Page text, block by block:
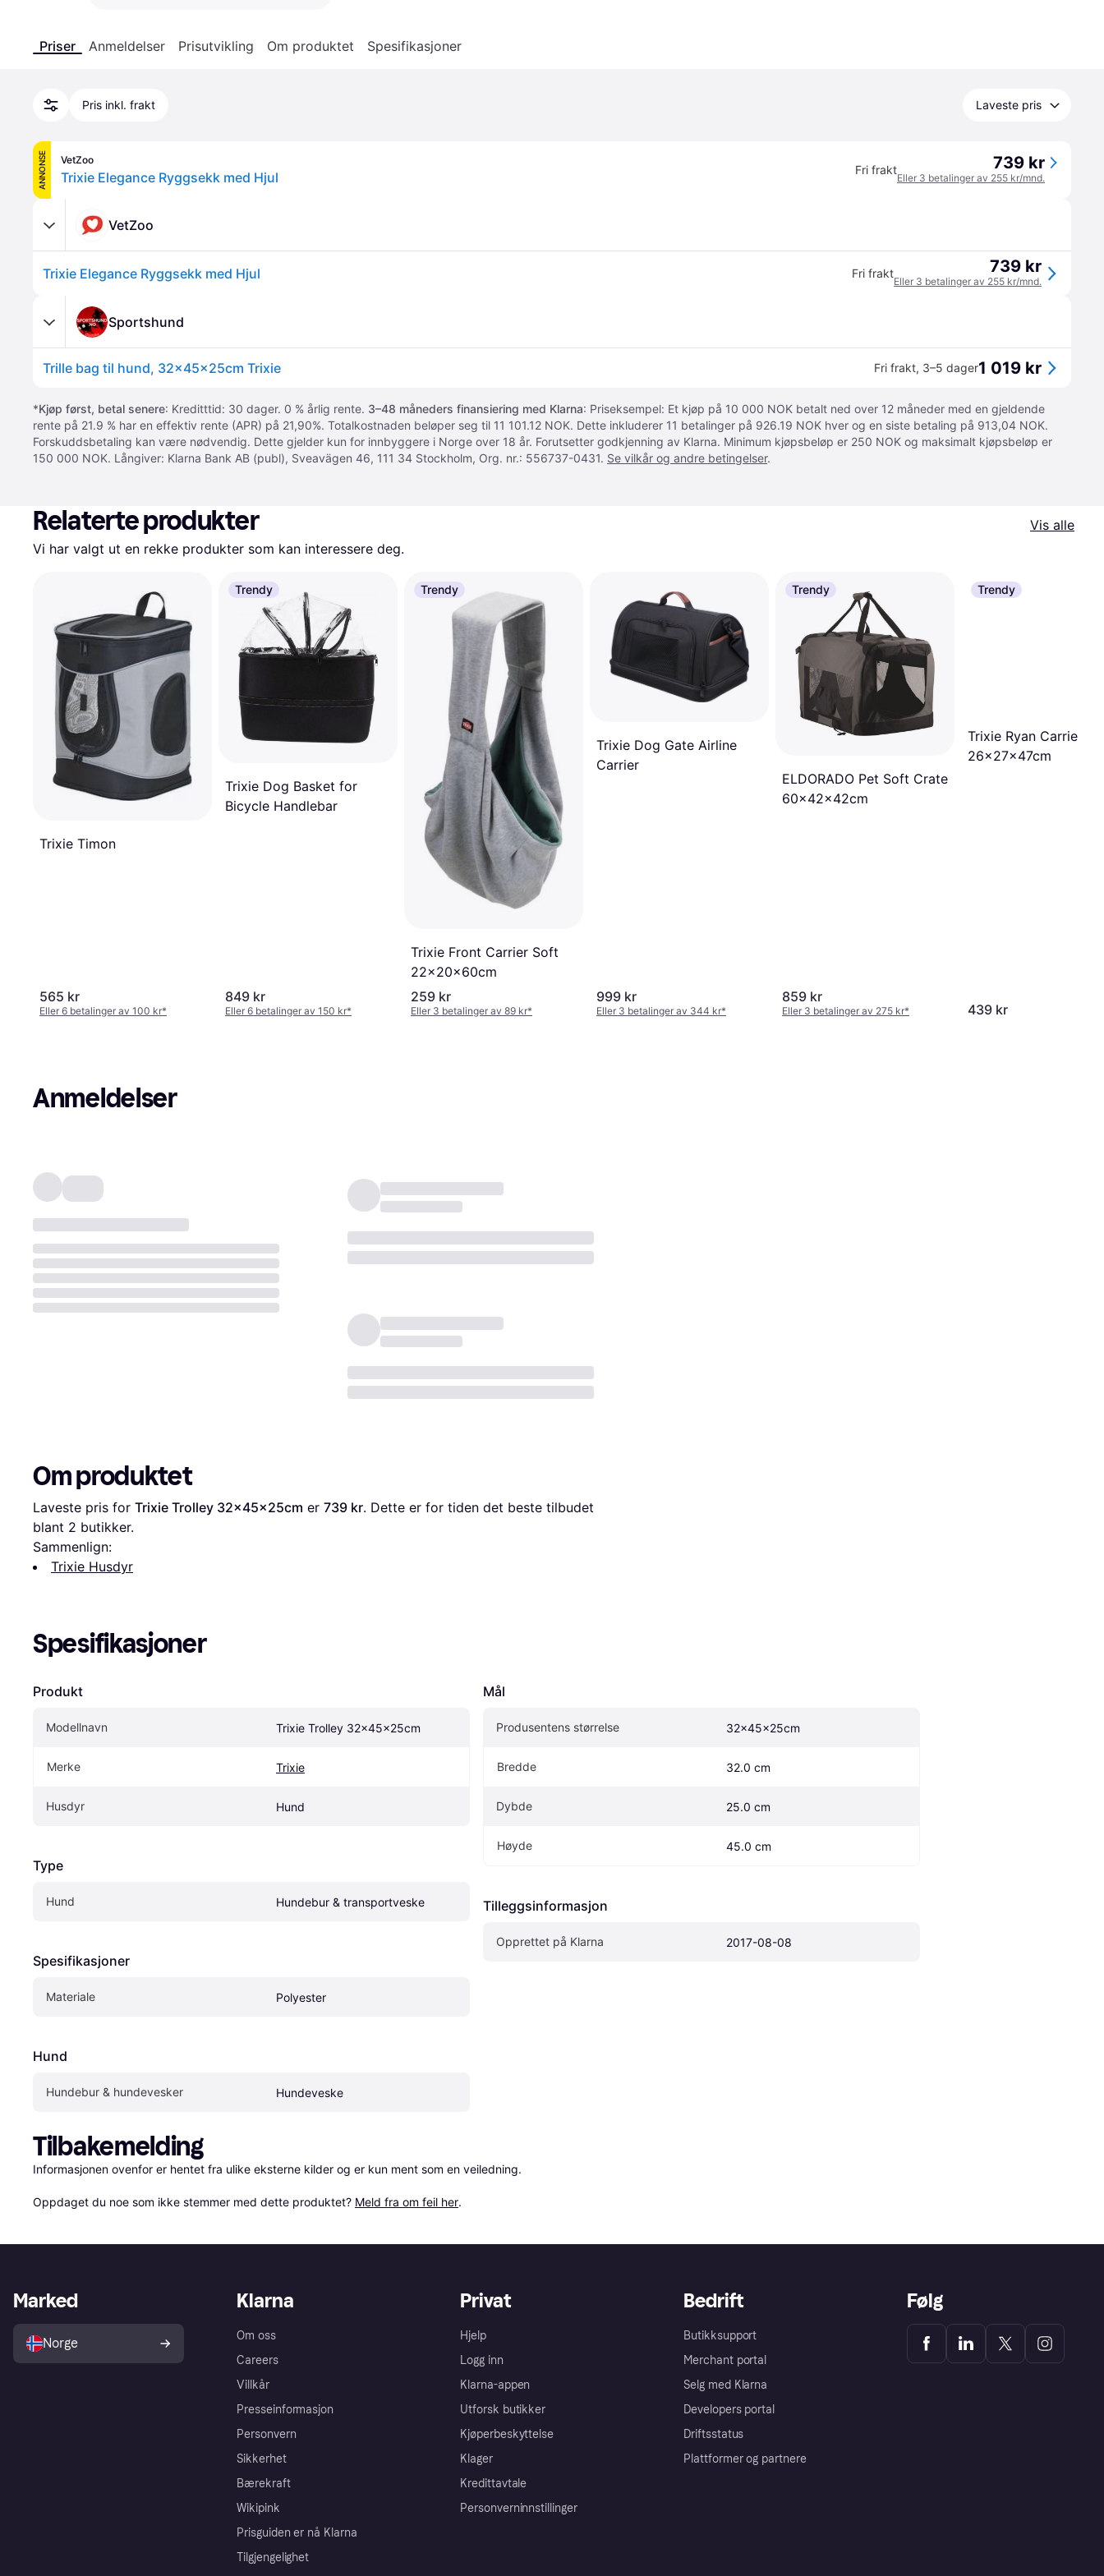
Priser Anmeldelser Prisutvikling Om produktet Spesifikasjoner
Pris inkl. frakt Laveste pris
ANNONSE VetZoo
Trixie Elegance Ryggsekk med Hjul Fri frakt 739 kr
Eller 3 betalinger av 255 kr/mnd.
VetZoo
Trixie Elegance Ryggsekk med Hjul Fri frakt 739 kr
Eller 3 betalinger av 255 kr/mnd.
Sportshund
Trille bag til hund, 32x45x25cm Trixie Fri frakt, 3–5 dager1 019 kr
*Kjøp først, betal senere: Kreditttid: 30 dager. 0 % årlig rente. 3–48 måneders finansiering med Klarna: Priseksempel: Et kjøp på 10 000 NOK betalt ned over 12 måneder med en gjeldende
rente på 21.9 % har en effektiv rente (APR) på 21,90%. Totalkostnaden beløper seg til 11 101.12 NOK. Dette inkluderer 11 betalinger på 926.19 NOK hver og en siste betaling på 913,04 NOK.
Forskuddsbetaling kan være nødvendig. Dette gjelder kun for innbyggere i Norge over 18 år. Forutsetter godkjenning av Klarna. Minimum kjøpsbeløp er 250 NOK og maksimalt kjøpsbeløp er
150 000 NOK. Långiver: Klarna Bank AB (publ), Sveavägen 46, 111 34 Stockholm, Org. nr.: 556737-0431. Se vilkår og andre betingelser.
Relaterte produkter
Vis alle
Vi har valgt ut en rekke produkter som kan interessere deg.
Trixie Timon
565 kr
Eller 6 betalinger av 100 kr*
Trendy
Trixie Dog Basket for
Bicycle Handlebar
849 kr
Eller 6 betalinger av 150 kr*
Trendy
Trixie Front Carrier Soft
22x20x60cm
259 kr
Eller 3 betalinger av 89 kr*
Trixie Dog Gate Airline
Carrier
999 kr
Eller 3 betalinger av 344 kr*
Trendy
ELDORADO Pet Soft Crate
60x42x42cm
859 kr
Eller 3 betalinger av 275 kr*
Trendy
Trixie Ryan Carrier
26x27x47cm
439 kr
Anmeldelser
Om produktet
Laveste pris for Trixie Trolley 32x45x25cm er 739 kr. Dette er for tiden det beste tilbudet
blant 2 butikker.
Sammenlign:
Trixie Husdyr
Spesifikasjoner
Produkt
Modellnavn Trixie Trolley 32x45x25cm
Merke Trixie
Husdyr Hund
Type
Hund Hundebur & transportveske
Spesifikasjoner
Materiale Polyester
Hund
Hundebur & hundevesker Hundeveske
Mål
Produsentens størrelse 32x45x25cm
Bredde 32.0 cm
Dybde 25.0 cm
Høyde 45.0 cm
Tilleggsinformasjon
Opprettet på Klarna 2017-08-08
Tilbakemelding
Informasjonen ovenfor er hentet fra ulike eksterne kilder og er kun ment som en veiledning.
Oppdaget du noe som ikke stemmer med dette produktet? Meld fra om feil her.
Klarna
Om oss
Careers
Villkår
Presseinformasjon
Personvern
Sikkerhet
Bærekraft
Wikipink
Prisguiden er nå Klarna
Tilgjengelighet
Privat
Hjelp
Logg inn
Klarna-appen
Utforsk butikker
Kjøperbeskyttelse
Klager
Kredittavtale
Personverninnstillinger
Bedrift
Butikksupport
Merchant portal
Selg med Klarna
Developers portal
Driftsstatus
Plattformer og partnere
Marked
Norge
Følg